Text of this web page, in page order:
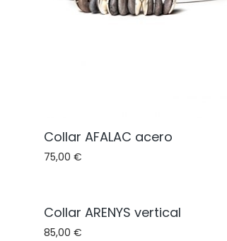
Collar AFALAC acero
75,00 €
Collar ARENYS vertical
85,00 €